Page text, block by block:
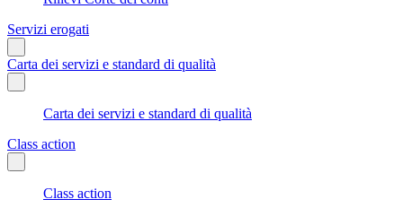
Servizi erogati
Carta dei servizi e standard di qualità
Carta dei servizi e standard di qualità
Class action
Class action